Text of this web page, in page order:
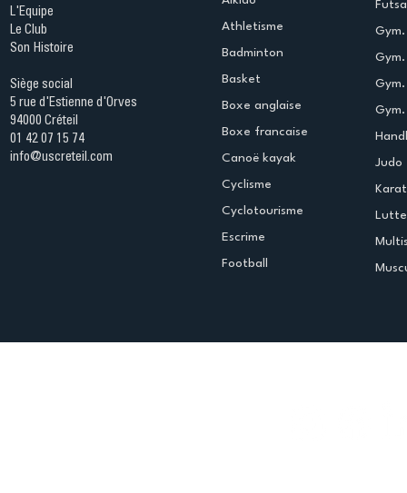
L'Equipe
Le Club
Son Histoire
Siège social
5 rue d'Estienne d'Orves
94000 Créteil
01 42 07 15 74
info@uscreteil.com
Athletisme
Badminton
Basket
Boxe anglaise
Boxe francaise
Canoë kayak
Cyclisme
Cyclotourisme
Escrime
Football
Judo
Lutte